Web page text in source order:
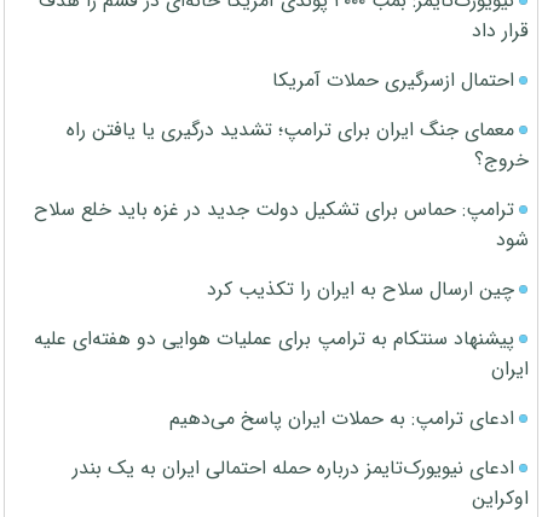
قرار داد
احتمال ازسرگیری حملات آمریکا
معمای جنگ ایران برای ترامپ؛ تشدید درگیری یا یافتن راه
خروج؟
ترامپ: حماس برای تشکیل دولت جدید در غزه باید خلع سلاح
شود
چین ارسال سلاح به ایران را تکذیب کرد
پیشنهاد سنتکام به ترامپ برای عملیات هوایی دو هفته‌ای علیه
ایران
ادعای ترامپ: به حملات ایران پاسخ می‌دهیم
ادعای نیویورک‌تایمز درباره حمله احتمالی ایران به یک بندر
اوکراین